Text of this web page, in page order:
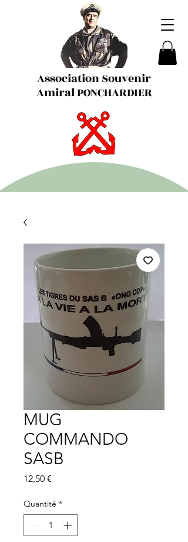
Association Souvenir
Amiral PONCHARDIER
MUG
COMMANDO
SASB
12,50 €
Quantité *